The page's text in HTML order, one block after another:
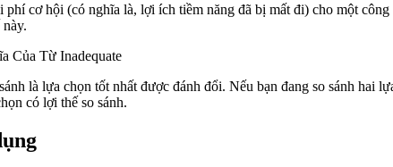
phí cơ hội (có nghĩa là, lợi ích tiềm năng đã bị mất đi) cho một
Của Từ Inadequate
là lựa chọn tốt nhất được đánh đổi. Nếu bạn đang so sánh
có lợi thế so sánh.